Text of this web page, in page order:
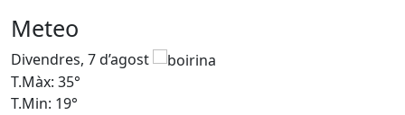
Meteo
Divendres, 7 d’agost
T.Màx: 35°
T.Min: 19°